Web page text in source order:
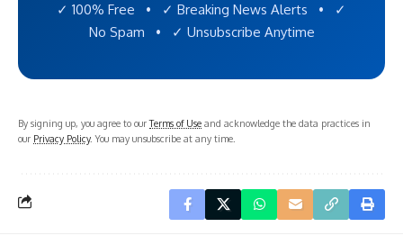
✓ 100% Free • ✓ Breaking News Alerts • ✓
No Spam • ✓ Unsubscribe Anytime
By signing up, you agree to ourTerms of Use and acknowledge the data practices in
our Privacy Policy. You may unsubscribe at any time.